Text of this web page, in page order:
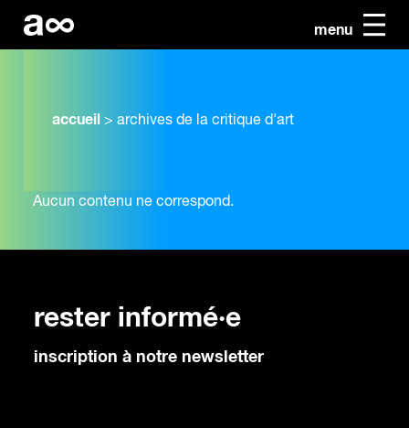
menu
accueil > archives de la critique d'art
Aucun contenu ne correspond.
rester informé·e
inscription à notre newsletter